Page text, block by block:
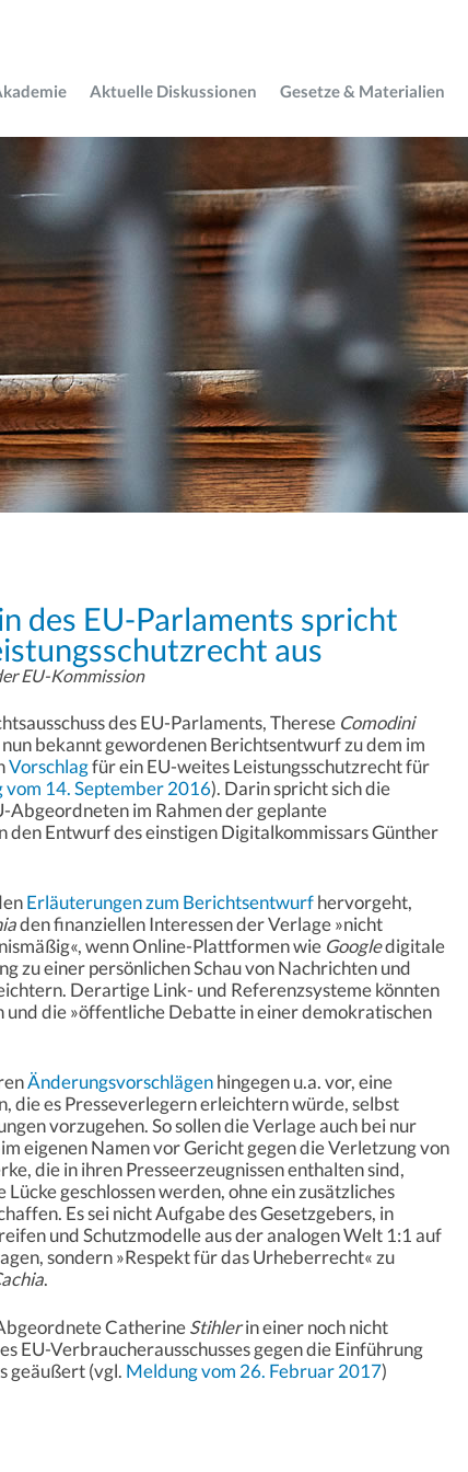
Aktuelle Diskussionen Gesetze & Materialien
des EU-Parlaments spricht
aus
EU-Kommission
des EU-Parlaments, Therese Comodini
nun bekannt gewordenen Berichtsentwurf zu dem im
Vorschlagfür ein EU-weites Leistungsschutzrecht für
vom 14. September 2016). Darin spricht sich die
im Rahmen der geplante
Entwurf des einstigen Digitalkommissars Günther
Erläuterungen zum Berichtsentwurfhervorgeht,
den finanziellen Interessen der Verlage »nicht
wenn Online-Plattformen wie Googledigitale
zu einer persönlichen Schau von Nachrichten und
Derartige Link- und Referenzsysteme könnten
die »öffentliche Debatte in einer demokratischen
Änderungsvorschlägenhingegen u.a. vor, eine
die es Presseverlegern erleichtern würde, selbst
vorzugehen. So sollen die Verlage auch bei nur
eigenen Namen vor Gericht gegen die Verletzung von
die in ihren Presseerzeugnissen enthalten sind,
Lücke geschlossen werden, ohne ein zusätzliches
Es sei nicht Aufgabe des Gesetzgebers, in
und Schutzmodelle aus der analogen Welt 1:1 auf
sondern »Respekt für das Urheberrecht« zu
.
CatherineStihlerin einer noch nicht
EU-Verbraucherausschusses gegen die Einführung
geäußert (vgl. Meldung vom 26. Februar 2017)